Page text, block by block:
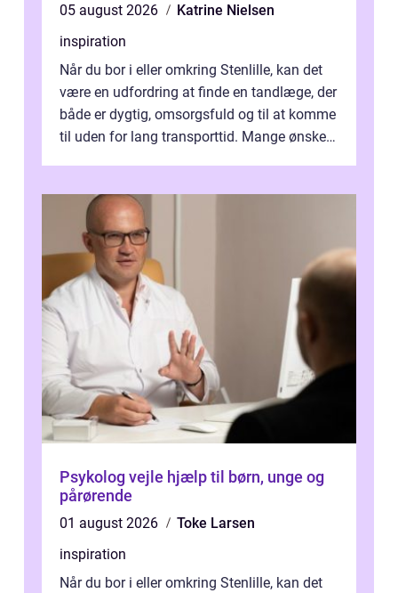
05 august 2026
Katrine Nielsen
inspiration
Når du bor i eller omkring Stenlille, kan det
være en udfordring at finde en tandlæge, der
både er dygtig, omsorgsfuld og til at komme
til uden for lang transporttid. Mange ønsker
Psykolog vejle hjælp til børn, unge og
pårørende
01 august 2026
Toke Larsen
inspiration
Når du bor i eller omkring Stenlille, kan det